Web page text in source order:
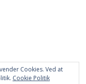
Cookies. Ved at
Cookie Politik